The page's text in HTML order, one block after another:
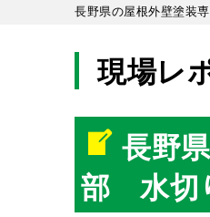
長野県の屋根外壁塗装
現場レ
長野
部 水切